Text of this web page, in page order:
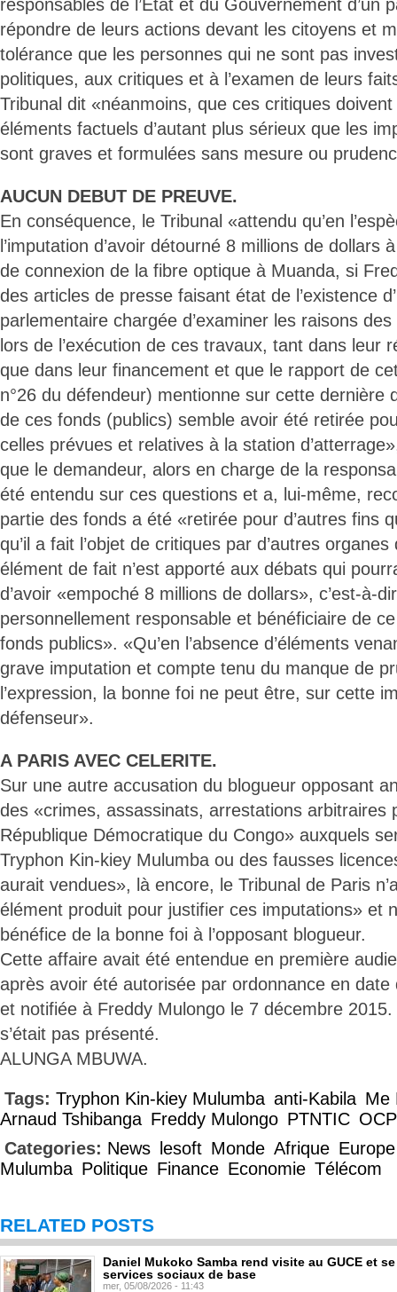
responsables de l’Etat et du Gouvernement d’un
répondre de leurs actions devant les citoyens et
tolérance que les personnes qui ne sont pas
politiques, aux critiques et à l’examen de leurs
Tribunal dit «néanmoins, que ces critiques
éléments factuels d’autant plus sérieux que les
sont graves et formulées sans mesure ou
AUCUN DEBUT DE PREUVE.
En conséquence, le Tribunal «attendu qu’en
l’imputation d’avoir détourné 8 millions de dollars
de connexion de la fibre optique à Muanda, si
des articles de presse faisant état de l’existence
parlementaire chargée d’examiner les raisons
lors de l’exécution de ces travaux, tant dans leur
que dans leur financement et que le rapport de
n°26 du défendeur) mentionne sur cette dernière
de ces fonds (publics) semble avoir été retirée
celles prévues et relatives à la station
que le demandeur, alors en charge de la
été entendu sur ces questions et a, lui-même,
partie des fonds a été «retirée pour d’autres fins
qu’il a fait l’objet de critiques par d’autres
élément de fait n’est apporté aux débats qui
d’avoir «empoché 8 millions de dollars», c’est-à-
personnellement responsable et bénéficiaire de
fonds publics». «Qu’en l’absence d’éléments
grave imputation et compte tenu du manque de
l’expression, la bonne foi ne peut être, sur cette
défenseur».
A PARIS AVEC CELERITE.
Sur une autre accusation du blogueur opposant
des «crimes, assassinats, arrestations arbitraires
République Démocratique du Congo» auxquels
Tryphon Kin-kiey Mulumba ou des fausses
aurait vendues», là encore, le Tribunal de Paris
élément produit pour justifier ces imputations» et
bénéfice de la bonne foi à l’opposant blogueur.
Cette affaire avait été entendue en première
après avoir été autorisée par ordonnance en
et notifiée à Freddy Mulongo le 7 décembre 2015.
s’était pas présenté.
ALUNGA MBUWA.
Tags: Tryphon Kin-kiey Mulumba anti-Kabila Me
Arnaud Tshibanga Freddy Mulongo PTNTIC
Categories: News lesoft Monde Afrique Europe
Mulumba Politique Finance Economie Télécom
RELATED POSTS
Daniel Mukoko Samba rend visite au GUCE et
services sociaux de base
mer, 05/08/2026 - 11:43